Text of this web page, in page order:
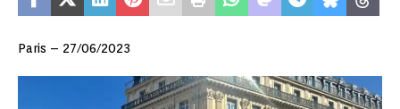
Paris – 27/06/2023